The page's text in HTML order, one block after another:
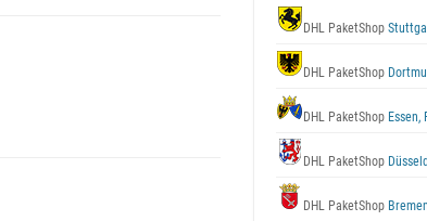
DHL PaketShop
DHL PaketShop
DHL PaketShop Essen,
DHL PaketShop
DHL PaketShop Bremen